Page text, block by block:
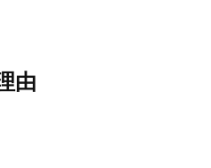
由